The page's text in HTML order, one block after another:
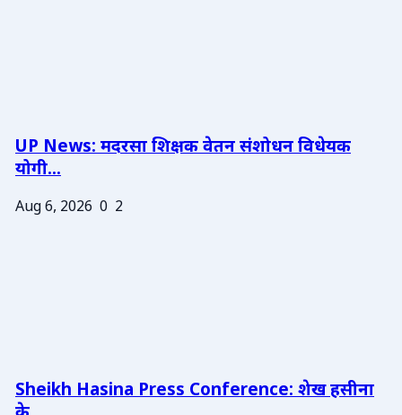
UP News: मदरसा शिक्षक वेतन संशोधन विधेयक
योगी...
Aug 6, 2026 0 2
Sheikh Hasina Press Conference: शेख हसीना